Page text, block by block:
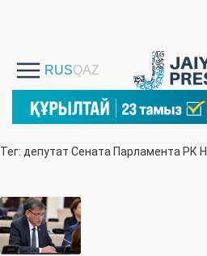
Тег: депутат Сената Парламента РК